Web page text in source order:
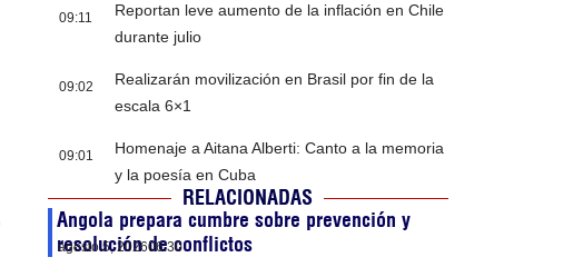
09:11
Reportan leve aumento de la inflación en Chile
durante julio
09:02
Realizarán movilización en Brasil por fin de la
escala 6×1
09:01
Homenaje a Aitana Alberti: Canto a la memoria
y la poesía en Cuba
RELACIONADAS
Angola prepara cumbre sobre prevención y
resolución de conflictos
agosto 5, 202606:30